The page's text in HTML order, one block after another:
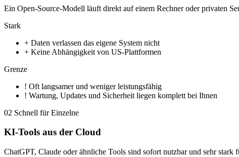
Ein Open-Source-Modell läuft direkt auf einem Rechner oder privaten
Stark
+ Daten verlassen das eigene System nicht
+ Keine Abhängigkeit von US-Plattformen
Grenze
! Oft langsamer und weniger leistungsfähig
! Wartung, Updates und Sicherheit liegen komplett bei Ihnen
02 Schnell für Einzelne
KI-Tools aus der Cloud
ChatGPT, Claude oder ähnliche Tools sind sofort nutzbar und sehr